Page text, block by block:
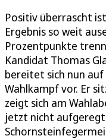
Positiv überrascht
Ergebnis so weit
Prozentpunkte
Kandidat Thomas
bereitet sich nun auf
Wahlkampf vor. Er
zeigt sich am
jetzt nicht aufgeregt